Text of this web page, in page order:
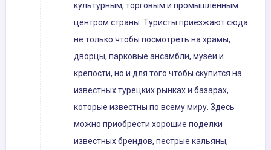
культурным, торговым и промышленным
центром страны. Туристы приезжают сюда
не только чтобы посмотреть на храмы,
дворцы, парковые ансамбли, музеи и
крепости, но и для того чтобы скупится на
известных турецких рынках и базарах,
которые известны по всему миру. Здесь
можно приобрести хорошие поделки
известных брендов, пестрые кальяны,